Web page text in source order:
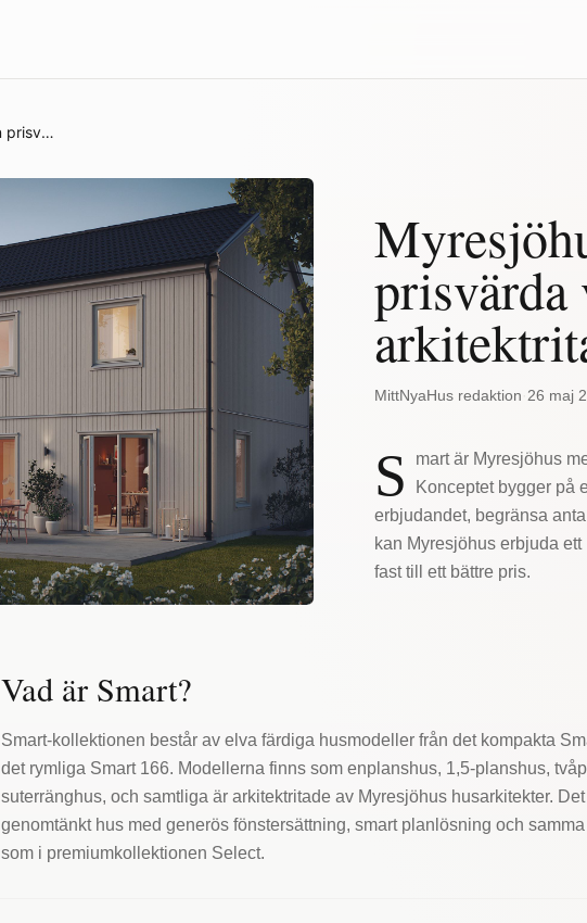
Myresjöhus Smart: Den prisvärda vägen till ett arkitektritat hem
prisvärda
MittNyaHus redaktion 26 maj
S
mart är Myresjöhus
Konceptet bygger på
erbjudandet, begränsa
kan Myresjöhus erbjuda
fast till ett bättre pris.
Vad är Smart?
Smart-kollektionen består av elva färdiga husmodeller från det kompakta
det rymliga Smart 166. Modellerna finns som enplanshus, 1,5-planshus,
suterränghus, och samtliga är arkitektritade av Myresjöhus husarkitekter.
genomtänkt hus med generös fönstersättning, smart planlösning och
som i premiumkollektionen Select.